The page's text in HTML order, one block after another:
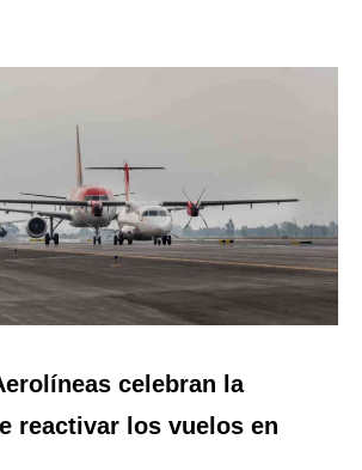
celebran la
reactivar los vuelos en